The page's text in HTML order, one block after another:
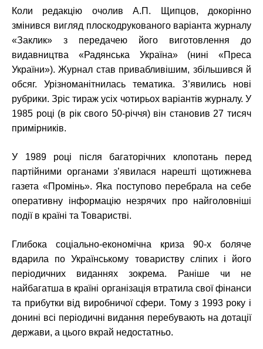
Коли редакцію очолив А.П. Щипцов, докорінно
змінився вигляд плоскодрукованого варіанта журналу
«Заклик» з передачею його виготовлення до
видавництва «Радянська Україна» (нині «Преса
України»). Журнал став привабливішим, збільшився й
обсяг. Урізноманітнилась тематика. З’явились нові
рубрики. Зріс тираж усіх чотирьох варіантів журналу. У
1985 році (в рік свого 50-річчя) він становив 27 тисяч
примірників.
У 1989 році після багаторічних клопотань перед
партійними органами з’явилася нарешті щотижнева
газета «Промінь». Яка поступово перебрала на себе
оперативну інформацію незрячих про найголовніші
події в країні та Товаристві.
Глибока соціально-економічна криза 90-х боляче
вдарила по Українському товариству сліпих і його
періодичних виданнях зокрема. Раніше чи не
найбагатша в країні організація втратила свої фінанси
та прибутки від виробничої сфери. Тому з 1993 року і
донині всі періодичні видання перебувають на дотації
держави, а цього вкрай недостатньо.